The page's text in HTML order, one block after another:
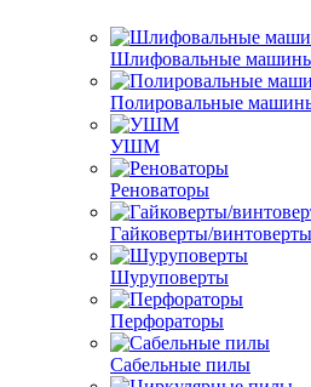
Шлифовальные
Полировальные
УШМ
Реноваторы
Гайковерты/винтоверты
Шуруповерты
Перфораторы
Сабельные пилы